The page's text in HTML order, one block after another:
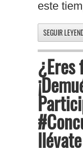
este
SEGUIR
¿Eres